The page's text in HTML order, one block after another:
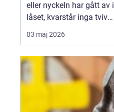
eller nyckeln har gått av i
låset, kvarstår inga tvivel
om att en låssmed är
ovärderlig. Låssmed
mer än bara
akuträdningar. De...
03 maj 2026